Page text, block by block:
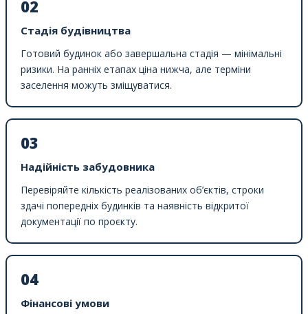
02
Стадія будівництва
Готовий будинок або завершальна стадія — мінімальні
ризики. На ранніх етапах ціна нижча, але терміни
заселення можуть зміщуватися.
03
Надійність забудовника
Перевіряйте кількість реалізованих об’єктів, строки
здачі попередніх будинків та наявність відкритої
документації по проєкту.
04
Фінансові умови